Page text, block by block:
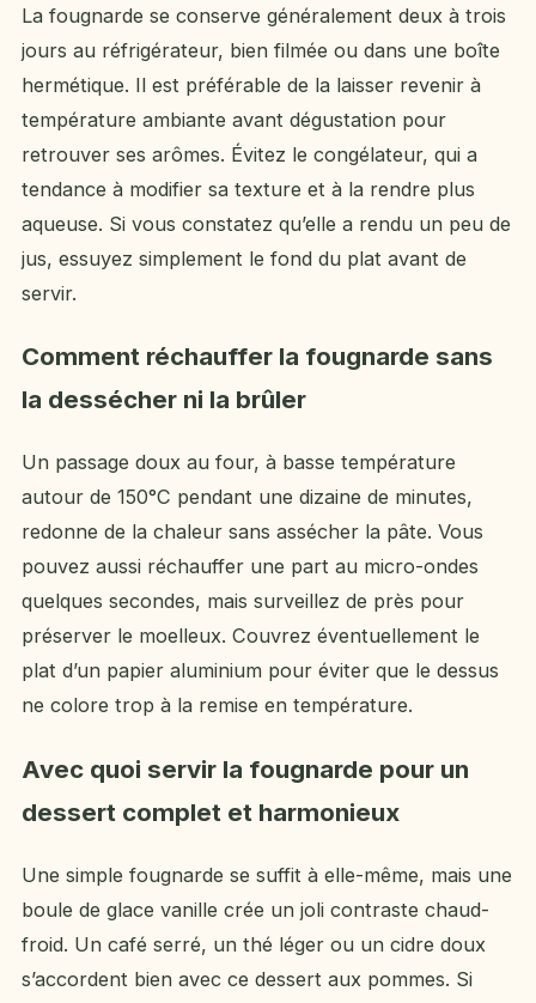
La fougnarde se conserve généralement deux à trois
jours au réfrigérateur, bien filmée ou dans une boîte
hermétique. Il est préférable de la laisser revenir à
température ambiante avant dégustation pour
retrouver ses arômes. Évitez le congélateur, qui a
tendance à modifier sa texture et à la rendre plus
aqueuse. Si vous constatez qu’elle a rendu un peu de
jus, essuyez simplement le fond du plat avant de
servir.
Comment réchauffer la fougnarde sans
la dessécher ni la brûler
Un passage doux au four, à basse température
autour de 150°C pendant une dizaine de minutes,
redonne de la chaleur sans assécher la pâte. Vous
pouvez aussi réchauffer une part au micro-ondes
quelques secondes, mais surveillez de près pour
préserver le moelleux. Couvrez éventuellement le
plat d’un papier aluminium pour éviter que le dessus
ne colore trop à la remise en température.
Avec quoi servir la fougnarde pour un
dessert complet et harmonieux
Une simple fougnarde se suffit à elle-même, mais une
boule de glace vanille crée un joli contraste chaud-
froid. Un café serré, un thé léger ou un cidre doux
s’accordent bien avec ce dessert aux pommes. Si